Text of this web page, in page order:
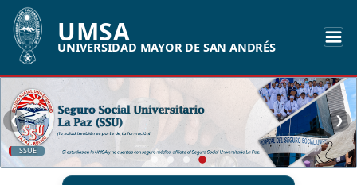
UMSA
UNIVERSIDAD MAYOR DE SAN ANDRÉS
SSUE
❮ ❯